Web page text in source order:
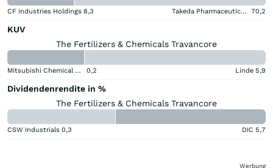
CF Industries Holdings 8,3 Takeda Pharmaceutical Aktie 70,2
KUV
The Fertilizers & Chemicals Travancore
Mitsubishi Chemical Group Corporation 0,2 Linde 5,9
Dividendenrendite in %
The Fertilizers & Chemicals Travancore
CSW Industrials 0,3 DIC 5,7
Werbung